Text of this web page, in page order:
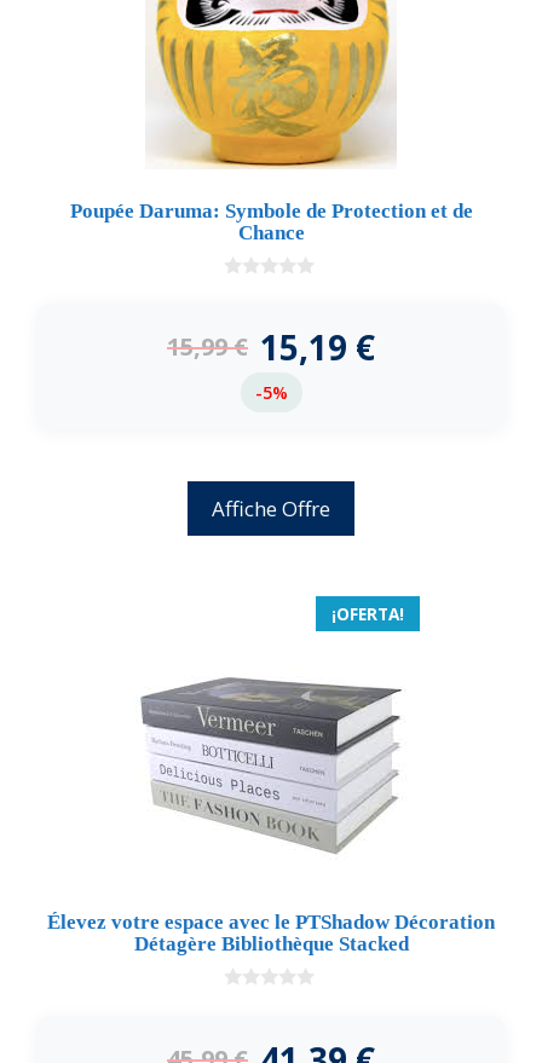
Poupée Daruma: Symbole de Protection et de
Chance
5
15,99€ 15,19 €
-5%
Affiche Offre
¡OFERTA!
Élevez votre espace avec le PTShadow Décoration
Détagère Bibliothèque Stacked
5